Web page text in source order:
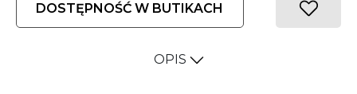
DOSTĘPNOŚĆ W BUTIKACH
OPIS